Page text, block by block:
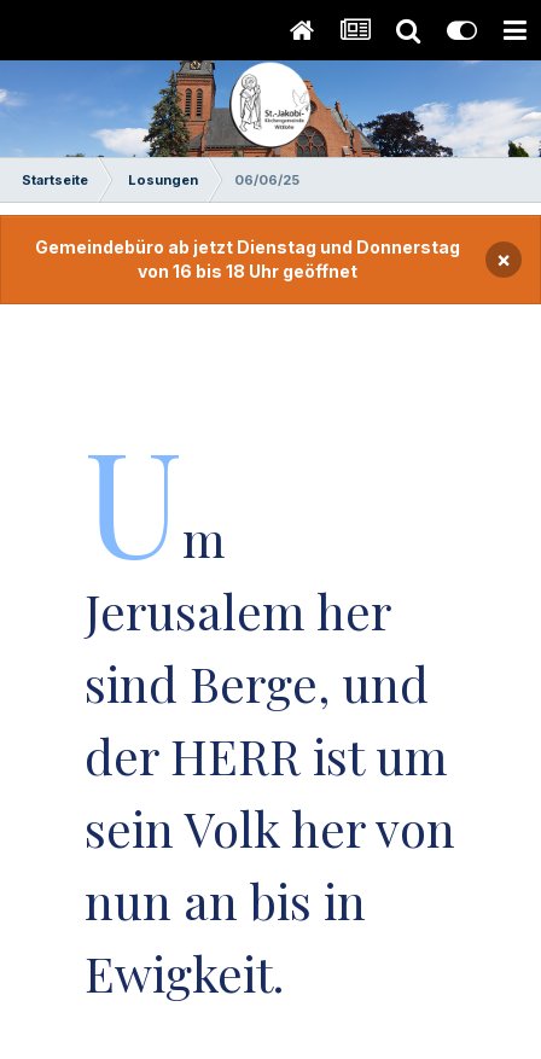
Startseite Losungen 06/06/25
Gemeindebüro ab jetzt Dienstag und Donnerstag
von 16 bis 18 Uhr geöffnet
×
Um
Jerusalem her
sind Berge, und
der HERR ist um
sein Volk her von
nun an bis in
Ewigkeit.